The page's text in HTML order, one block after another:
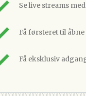
Se live streams
Få førsteret til
Få eksklusiv